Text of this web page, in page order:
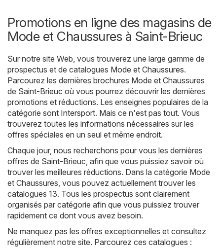
Promotions en ligne des magasins de
Mode et Chaussures à Saint-Brieuc
Sur notre site Web, vous trouverez une large gamme de
prospectus et de catalogues Mode et Chaussures.
Parcourez les dernières brochures Mode et Chaussures
de Saint-Brieuc où vous pourrez découvrir les dernières
promotions et réductions. Les enseignes populaires de la
catégorie sont Intersport. Mais ce n'est pas tout. Vous
trouverez toutes les informations nécessaires sur les
offres spéciales en un seul et même endroit.
Chaque jour, nous recherchons pour vous les dernières
offres de Saint-Brieuc, afin que vous puissiez savoir où
trouver les meilleures réductions. Dans la catégorie Mode
et Chaussures, vous pouvez actuellement trouver les
catalogues 13. Tous les prospectus sont clairement
organisés par catégorie afin que vous puissiez trouver
rapidement ce dont vous avez besoin.
Ne manquez pas les offres exceptionnelles et consultez
régulièrement notre site. Parcourez ces catalogues :